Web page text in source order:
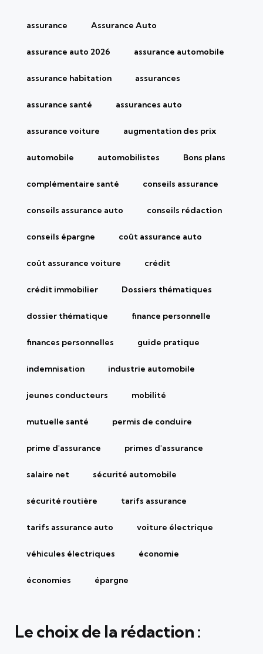
assurance Assurance Auto
assurance auto 2026 assurance automobile
assurance habitation assurances
assurance santé assurances auto
assurance voiture augmentation des prix
automobile automobilistes Bons plans
complémentaire santé conseils assurance
conseils assurance auto conseils rédaction
conseils épargne coût assurance auto
coût assurance voiture crédit
crédit immobilier Dossiers thématiques
dossier thématique finance personnelle
finances personnelles guide pratique
indemnisation industrie automobile
jeunes conducteurs mobilité
mutuelle santé permis de conduire
prime d'assurance primes d'assurance
salaire net sécurité automobile
sécurité routière tarifs assurance
tarifs assurance auto voiture électrique
véhicules électriques économie
économies épargne
Le choix de la rédaction :